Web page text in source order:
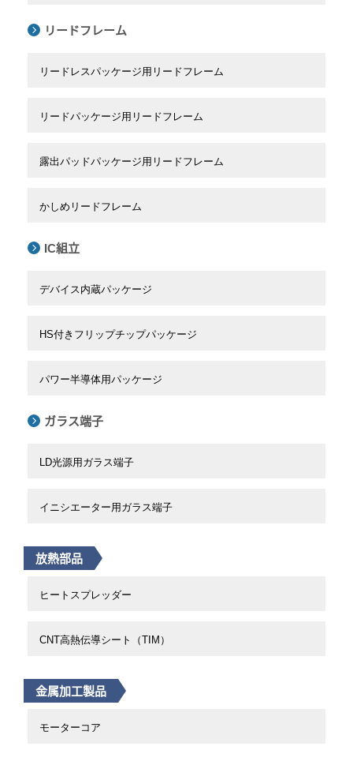
リードフレーム
リードレスパッケージ用リードフレーム
リードパッケージ用リードフレーム
露出パッドパッケージ用リードフレーム
かしめリードフレーム
IC組立
デバイス内蔵パッケージ
HS付きフリップチップパッケージ
パワー半導体用パッケージ
ガラス端子
LD光源用ガラス端子
イニシエーター用ガラス端子
放熱部品
ヒートスプレッダー
CNT高熱伝導シート（TIM）
金属加工製品
モーターコア